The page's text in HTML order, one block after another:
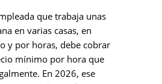
que trabaja unas
en varias casas, en
y por horas, debe cobrar
mínimo por hora que
En 2026, ese